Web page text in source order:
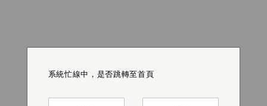
系統忙線中，是否跳轉至首頁
系統忙線中，是否跳轉至首頁
系統忙線中，是否跳轉至首頁
系統忙線中，是否跳轉至首頁
系統忙線中，是否跳轉至首頁